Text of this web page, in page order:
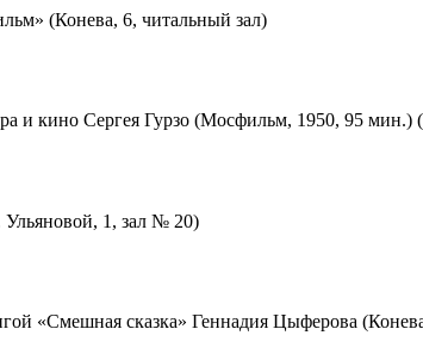
(Конева, 6, читальный зал)
и кино Сергея Гурзо (Мосфильм, 1950, 95 мин.)
1, зал № 20)
«Смешная сказка» Геннадия Цыферова